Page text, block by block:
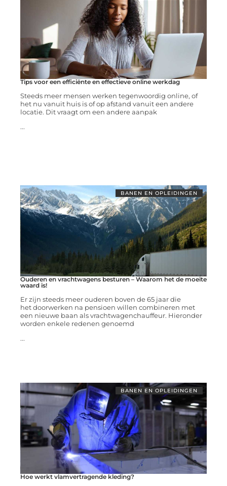
Tips voor een efficiënte en effectieve online werkdag
Steeds meer mensen werken tegenwoordig online, of
het nu vanuit huis is of op afstand vanuit een andere
locatie. Dit vraagt om een andere aanpak
...
BANEN EN OPLEIDINGEN
Ouderen en vrachtwagens besturen – Waarom het de moeite
waard is!
Er zijn steeds meer ouderen boven de 65 jaar die
het doorwerken na pensioen willen combineren met
een nieuwe baan als vrachtwagenchauffeur. Hieronder
worden enkele redenen genoemd
...
BANEN EN OPLEIDINGEN
Hoe werkt vlamvertragende kleding?